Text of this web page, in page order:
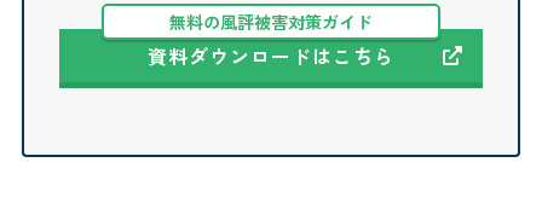
無料の風評被害対策ガイド
資料ダウンロードはこちら